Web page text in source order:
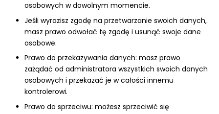
osobowych w dowolnym momencie.
Jeśli wyrazisz zgodę na przetwarzanie swoich danych,
masz prawo odwołać tę zgodę i usunąć swoje dane
osobowe.
Prawo do przekazywania danych: masz prawo
zażądać od administratora wszystkich swoich danych
osobowych i przekazać je w całości innemu
kontrolerowi.
Prawo do sprzeciwu: możesz sprzeciwić się